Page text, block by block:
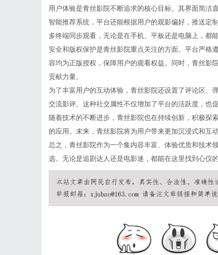
用户体验是青丝影院不断追求的核心目标。其界面简洁
智能推荐系统，平台还能根据用户的观影偏好，推送定
多终端同步观看，无论是在手机、平板还是电脑上，都
安全和版权保护是青丝影院重点关注的方面。平台严格
容均为正版授权，保障用户的观看权益。同时，青丝影
贡献力量。
为了丰富用户的互动体验，青丝影院还设置了评论区、
交流影评。这种社交属性不仅增加了平台的活跃度，也
随着技术的不断进步，青丝影院也在持续创新，积极探
的应用。未来，青丝影院将为用户带来更加沉浸式和互
总之，青丝影院作为一个集内容丰富、体验优质和技术
选。无论是追剧达人还是电影迷，都能在这里找到心仪